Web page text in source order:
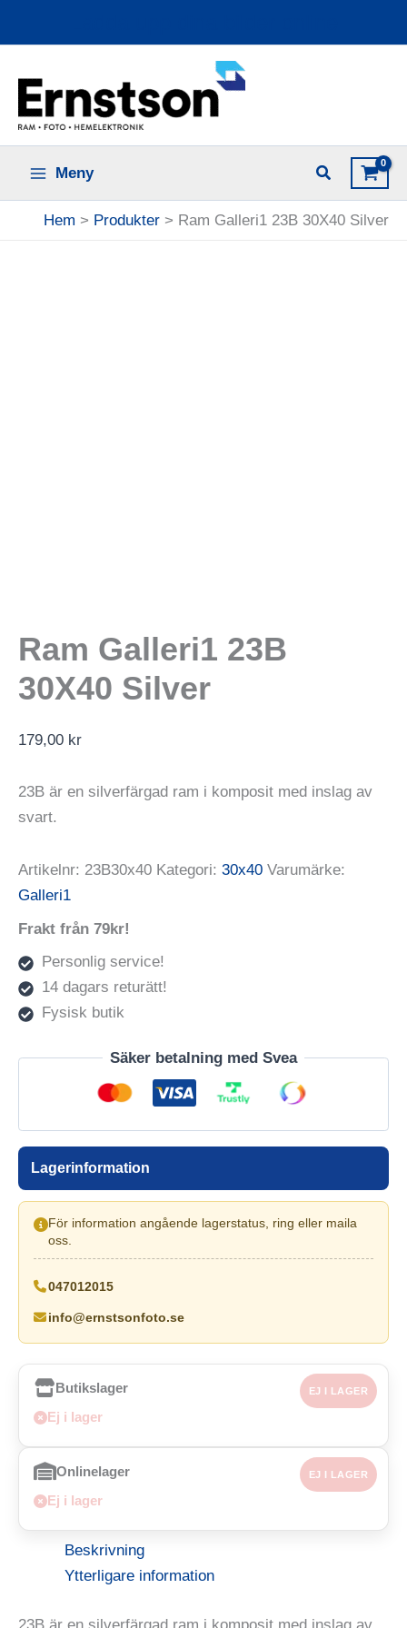
Meny
Hem Produkter Ram Galleri1 23B 30X40 Silver
Ram Galleri1 23B
30X40 Silver
179,00 kr
23B är en silverfärgad ram i komposit med inslag av
svart.
Artikelnr: 23B30x40 Kategori: 30x40 Varumärke:
Galleri1
Frakt från 79kr!
Personlig service!
14 dagars returätt!
Fysisk butik
Säker betalning med Svea
Lagerinformation
För information angående lagerstatus, ring eller maila
oss.
047012015
info@ernstsonfoto.se
Butikslager EJ I LAGER
Ej i lager
Onlinelager EJ I LAGER
Ej i lager
Beskrivning
Ytterligare information
23B är en silverfärgad ram i komposit med inslag av